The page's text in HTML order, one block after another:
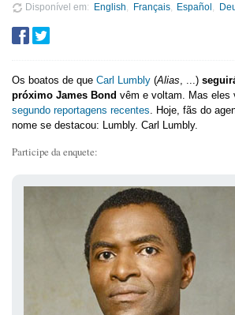
Disponível em
English Français Español
Os boatos de que Carl Lumbly (Alias, ...)
próximo James Bond vêm e voltam. Mas eles
segundo reportagens recentes. Hoje, fãs do
nome se destacou: Lumbly. Carl Lumbly.
Participe da enquete: